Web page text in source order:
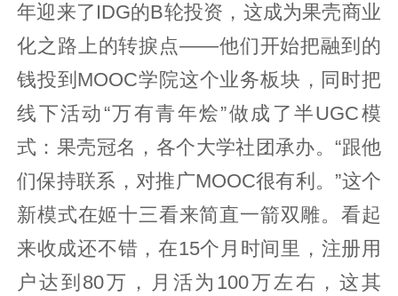
年迎来了IDG的B轮投资，这成为果壳商业
化之路上的转捩点——他们开始把融到的
钱投到MOOC学院这个业务板块，同时把
线下活动“万有青年烩”做成了半UGC模
式：果壳冠名，各个大学社团承办。“跟他
们保持联系，对推广MOOC很有利。”这个
新模式在姬十三看来简直一箭双雕。看起
来收成还不错，在15个月时间里，注册用
户达到80万，月活为100万左右，这其